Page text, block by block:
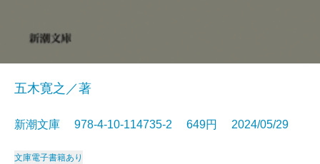
五木寛之／著
新潮文庫 978-4-10-114735-2 649円 2024/05/29
文庫電子書籍あり